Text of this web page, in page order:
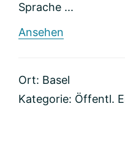
Sprache ...
Ansehen
Ort: Basel
Kategorie: Öffentl.